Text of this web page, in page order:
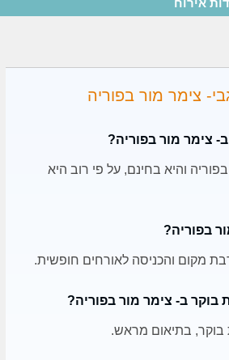
אירוח
צימר מור בפוריה
צימר מור בפוריה?
והיא בחינם, על פי רוב היא
בפוריה?
מקום והכניסה לאורחים חופשית.
ב- צימר מור בפוריה?
בוקר, בתיאום מראש.